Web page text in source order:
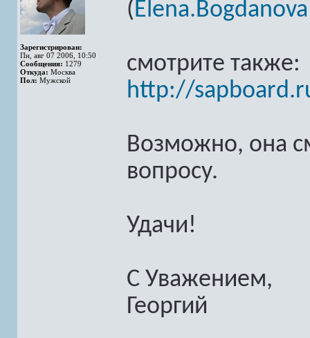
Зарегистрирован:
Пн, авг 07 2006, 10:50
Сообщения: 1279
Откуда: Москва
Пол: Мужской
(
смотрите также:
http://
Возможно, она
вопросу.
Удачи!
С Уважением,
Георгий